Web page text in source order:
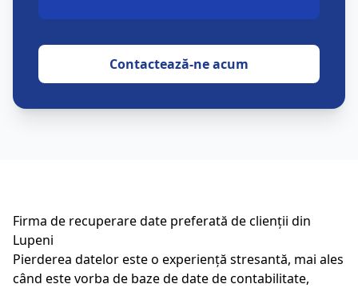
Contactează-ne acum
Firma de recuperare date preferată de clienții din
Lupeni
Pierderea datelor este o experiență stresantă, mai ales
când este vorba de baze de date de contabilitate,